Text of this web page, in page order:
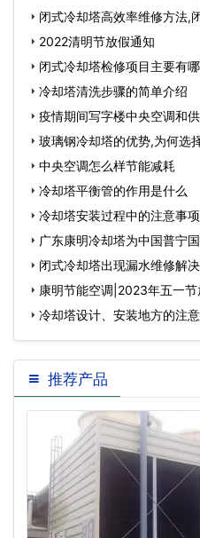
闭式冷却塔高效率维修方法,
2022清明节放假通知
闭式冷却塔检修项目主要有
冷却塔清洗步骤的简单介绍
疫情期间写字楼中央空调和
玻璃钢冷却塔的优势,为何选
中央空调怎么样节能减耗
冷却塔平衡管的作用是什么
冷却塔安装过程中的注意事项
广东康明冷却塔为中国普宁
案…闭式冷却塔出现漏水维修解
康明节能空调|2023年五一节
冷却塔设计、安装地方的注
推荐产品